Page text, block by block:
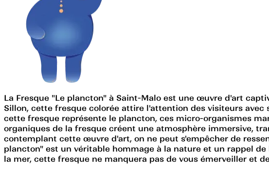
La Fresque "Le plancton" à Saint-Malo est une œuvre d'art
Sillon, cette fresque colorée attire l'attention des visiteurs
cette fresque représente le plancton, ces micro-organismes
organiques de la fresque créent une atmosphère immersive,
contemplant cette œuvre d'art, on ne peut s'empêcher de
plancton" est un véritable hommage à la nature et un rappel
la mer, cette fresque ne manquera pas de vous émerveiller et